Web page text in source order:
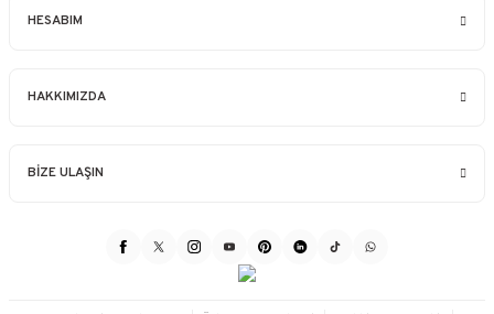
HESABIM
HAKKIMIZDA
BİZE ULAŞIN